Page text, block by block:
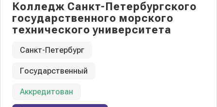
Колледж Санкт-Петербургского
государственного морского
технического университета
Санкт-Петербург
Государственный
Аккредитован